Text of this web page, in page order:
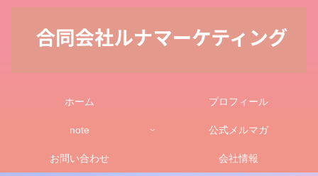
ホーム プロフィール
note 公式メルマガ
お問い合わせ 会社情報